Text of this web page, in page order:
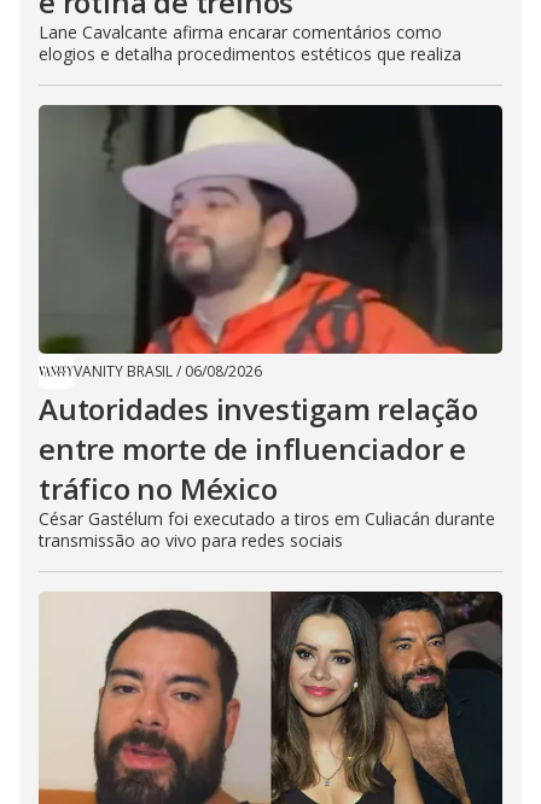
Lane Cavalcante afirma encarar comentários como
elogios e detalha procedimentos estéticos que realiza
VANITY BRASIL/ 06/08/2026
Autoridades investigam relação
entre morte de influenciador e
tráfico no México
César Gastélum foi executado a tiros em Culiacán durante
transmissão ao vivo para redes sociais